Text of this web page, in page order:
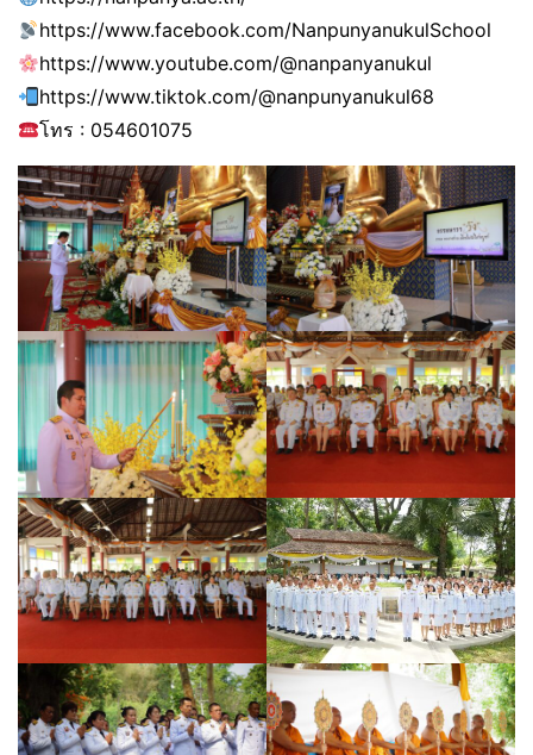
https://www.facebook.com/NanpunyanukulSchool
https://www.youtube.com/@nanpanyanukul
https://www.tiktok.com/@nanpunyanukul68
โทร : 054601075